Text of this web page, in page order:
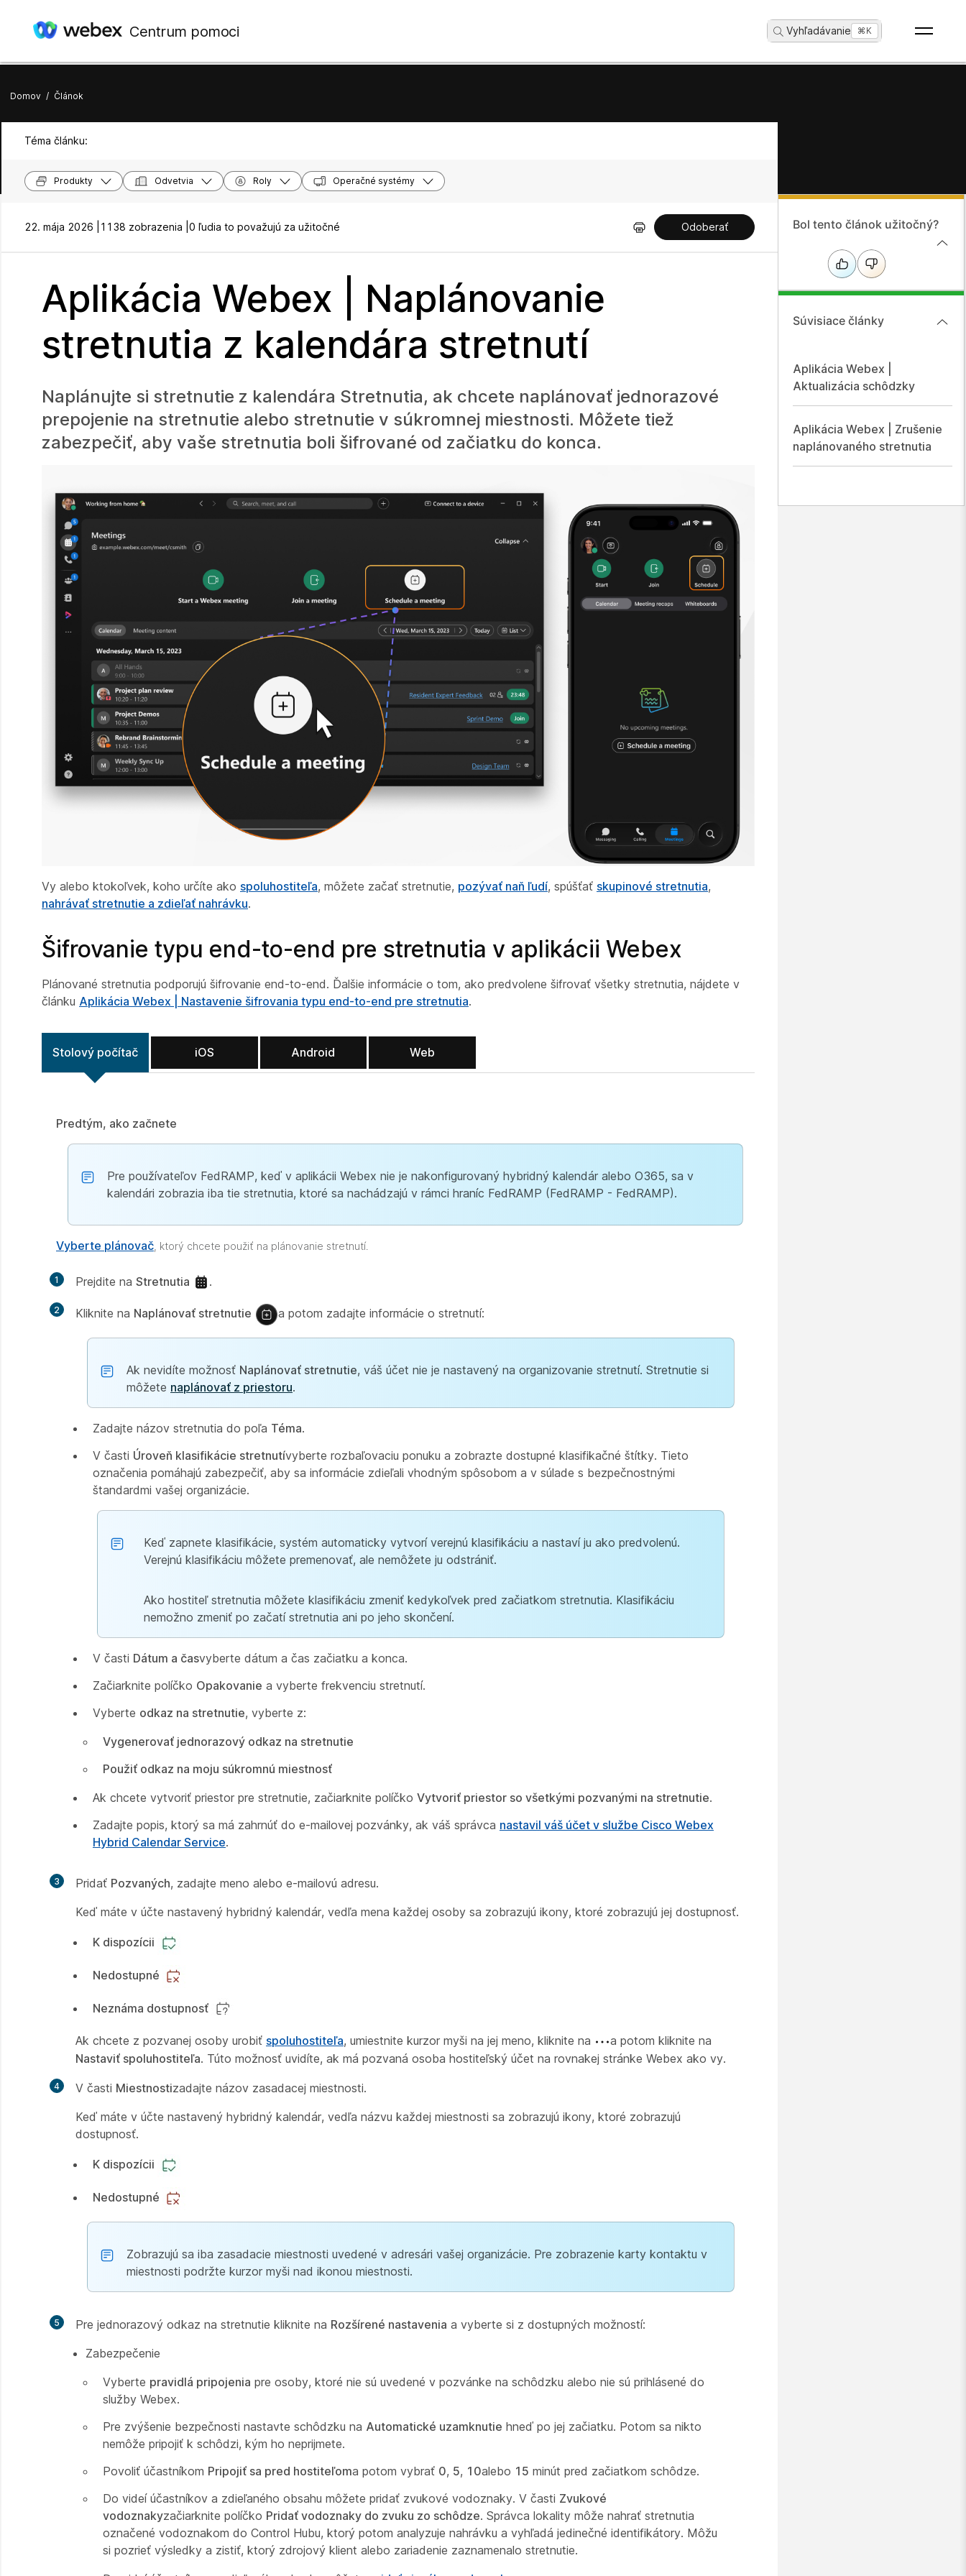
Centrum pomoci Vyhľadávanie ...⌘K
Domov / Článok
Téma článku:
Produkty Odvetvia Roly Operačné systémy
22. mája 2026 | 1138 zobrazenia | 0 ľudia to považujú za užitočné Odoberať
Aplikácia Webex | Naplánovanie
stretnutia z kalendára stretnutí
Naplánujte si stretnutie z kalendára Stretnutia, ak chcete naplánovať jednorazové
prepojenie na stretnutie alebo stretnutie v súkromnej miestnosti. Môžete tiež
zabezpečiť, aby vaše stretnutia boli šifrované od začiatku do konca.
Vy alebo ktokoľvek, koho určíte ako spoluhostiteľa, môžete začať stretnutie, pozývať naň ľudí, spúšťať skupinové stretnutia,
nahrávať stretnutie a zdieľať nahrávku.
Šifrovanie typu end-to-end pre stretnutia v aplikácii Webex
Plánované stretnutia podporujú šifrovanie end-to-end. Ďalšie informácie o tom, ako predvolene šifrovať všetky stretnutia, nájdete v
článku Aplikácia Webex | Nastavenie šifrovania typu end-to-end pre stretnutia.
Stolový počítač iOS Android Web
Predtým, ako začnete
Pre používateľov FedRAMP, keď v aplikácii Webex nie je nakonfigurovaný hybridný kalendár alebo O365, sa v
kalendári zobrazia iba tie stretnutia, ktoré sa nachádzajú v rámci hraníc FedRAMP (FedRAMP - FedRAMP).
Vyberte plánovač , ktorý chcete použiť na plánovanie stretnutí.
1 Prejdite na Stretnutia .
2 Kliknite na Naplánovať stretnutie a potom zadajte informácie o stretnutí:
Ak nevidíte možnosť Naplánovať stretnutie, váš účet nie je nastavený na organizovanie stretnutí. Stretnutie si
môžete naplánovať z priestoru.
Zadajte názov stretnutia do poľa Téma.
V časti Úroveň klasifikácie stretnutívyberte rozbaľovaciu ponuku a zobrazte dostupné klasifikačné štítky. Tieto
označenia pomáhajú zabezpečiť, aby sa informácie zdieľali vhodným spôsobom a v súlade s bezpečnostnými
štandardmi vašej organizácie.
Keď zapnete klasifikácie, systém automaticky vytvorí verejnú klasifikáciu a nastaví ju ako predvolenú.
Verejnú klasifikáciu môžete premenovať, ale nemôžete ju odstrániť.
Ako hostiteľ stretnutia môžete klasifikáciu zmeniť kedykoľvek pred začiatkom stretnutia. Klasifikáciu
nemožno zmeniť po začatí stretnutia ani po jeho skončení.
V časti Dátum a časvyberte dátum a čas začiatku a konca.
Začiarknite políčko Opakovanie a vyberte frekvenciu stretnutí.
Vyberte odkaz na stretnutie, vyberte z:
Vygenerovať jednorazový odkaz na stretnutie
Použiť odkaz na moju súkromnú miestnosť
Ak chcete vytvoriť priestor pre stretnutie, začiarknite políčko Vytvoriť priestor so všetkými pozvanými na stretnutie.
Zadajte popis, ktorý sa má zahrnúť do e-mailovej pozvánky, ak váš správca nastavil váš účet v službe Cisco Webex
Hybrid Calendar Service.
3 Pridať Pozvaných, zadajte meno alebo e-mailovú adresu.
Keď máte v účte nastavený hybridný kalendár, vedľa mena každej osoby sa zobrazujú ikony, ktoré zobrazujú jej dostupnosť.
K dispozícii
Nedostupné
Neznáma dostupnosť
Ak chcete z pozvanej osoby urobiť spoluhostiteľa, umiestnite kurzor myši na jej meno, kliknite na
a potom kliknite na
Nastaviť spoluhostiteľa. Túto možnosť uvidíte, ak má pozvaná osoba hostiteľský účet na rovnakej stránke Webex ako vy.
4 V časti Miestnostizadajte názov zasadacej miestnosti.
Keď máte v účte nastavený hybridný kalendár, vedľa názvu každej miestnosti sa zobrazujú ikony, ktoré zobrazujú
dostupnosť.
K dispozícii
Nedostupné
Zobrazujú sa iba zasadacie miestnosti uvedené v adresári vašej organizácie. Pre zobrazenie karty kontaktu v
miestnosti podržte kurzor myši nad ikonou miestnosti.
5 Pre jednorazový odkaz na stretnutie kliknite na Rozšírené nastavenia a vyberte si z dostupných možností:
Zabezpečenie
Vyberte pravidlá pripojenia pre osoby, ktoré nie sú uvedené v pozvánke na schôdzku alebo nie sú prihlásené do
služby Webex.
Pre zvýšenie bezpečnosti nastavte schôdzku na Automatické uzamknutie hneď po jej začiatku. Potom sa nikto
nemôže pripojiť k schôdzi, kým ho neprijmete.
Povoliť účastníkom Pripojiť sa pred hostiteľoma potom vybrať 0, 5, 10alebo 15 minút pred začiatkom schôdze.
Do videí účastníkov a zdieľaného obsahu môžete pridať zvukové vodoznaky. V časti Zvukové
vodoznakyzačiarknite políčko Pridať vodoznaky do zvuku zo schôdze. Správca lokality môže nahrať stretnutia
označené vodoznakom do Control Hubu, ktorý potom analyzuje nahrávku a vyhľadá jedinečné identifikátory. Môžu
si pozrieť výsledky a zistiť, ktorý zdrojový klient alebo zariadenie zaznamenalo stretnutie.
Bol tento článok užitočný?
Súvisiace články
Aplikácia Webex |
Aktualizácia schôdzky
Aplikácia Webex | Zrušenie
naplánovaného stretnutia